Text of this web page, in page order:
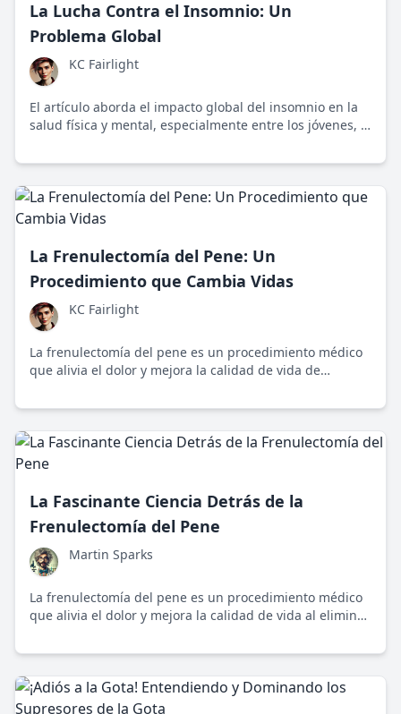
La Lucha Contra el Insomnio: Un
Problema Global
KC Fairlight
El artículo aborda el impacto global del insomnio en la
salud física y mental, especialmente entre los jóvenes, y
dispositivos electrónicos.
La Frenulectomía del Pene: Un
Procedimiento que Cambia Vidas
KC Fairlight
La frenulectomía del pene es un procedimiento médico
que alivia el dolor y mejora la calidad de vida de
más cómoda y segura.
La Fascinante Ciencia Detrás de la
Frenulectomía del Pene
Martin Sparks
La frenulectomía del pene es un procedimiento médico
que alivia el dolor y mejora la calidad de vida al eliminar
cirujanos especializados.